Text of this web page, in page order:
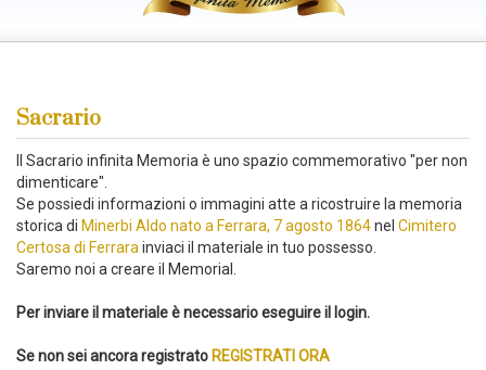
Sacrario
Il Sacrario infinita Memoria è uno spazio commemorativo "per non
dimenticare".
Se possiedi informazioni o immagini atte a ricostruire la memoria
storica di Minerbi Aldo nato a Ferrara, 7 agosto 1864nel Cimitero
Certosa di Ferrara inviaci il materiale in tuo possesso.
Saremo noi a creare il Memorial.
Per inviare il materiale è necessario eseguire il login.
Se non sei ancora registrato REGISTRATI ORA